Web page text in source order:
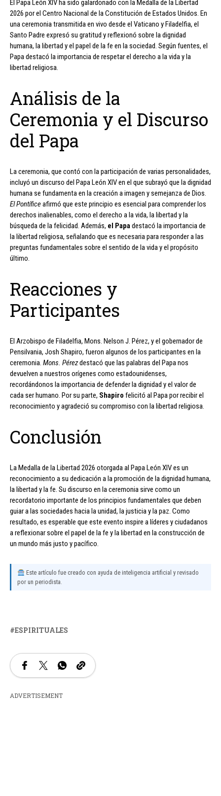
El Papa León XIV ha sido galardonado con la Medalla de la Libertad
2026 por el Centro Nacional de la Constitución de Estados Unidos. En
una ceremonia transmitida en vivo desde el Vaticano y Filadelfia, el
Santo Padre expresó su gratitud y reflexionó sobre la dignidad
humana, la libertad y el papel de la fe en la sociedad. Según fuentes, el
Papa destacó la importancia de respetar el derecho a la vida y la
libertad religiosa.
Análisis de la
Ceremonia y el Discurso
del Papa
La ceremonia, que contó con la participación de varias personalidades,
incluyó un discurso del Papa León XIV en el que subrayó que la dignidad
humana se fundamenta en la creación a imagen y semejanza de Dios.
El Pontíficeafirmó que este principio es esencial para comprender los
derechos inalienables, como el derecho a la vida, la libertad y la
búsqueda de la felicidad. Además, el Papadestacó la importancia de
la libertad religiosa, señalando que es necesaria para responder a las
preguntas fundamentales sobre el sentido de la vida y el propósito
último.
Reacciones y
Participantes
El Arzobispo de Filadelfia, Mons. Nelson J. Pérez, y el gobernador de
Pensilvania, Josh Shapiro, fueron algunos de los participantes en la
ceremonia. Mons. Pérezdestacó que las palabras del Papa nos
devuelven a nuestros orígenes como estadounidenses,
recordándonos la importancia de defender la dignidad y el valor de
cada ser humano. Por su parte, Shapiro felicitó al Papa por recibir el
reconocimiento y agradeció su compromiso con la libertad religiosa.
Conclusión
La Medalla de la Libertad 2026 otorgada al Papa León XIV es un
reconocimiento a su dedicación a la promoción de la dignidad humana,
la libertad y la fe. Su discurso en la ceremonia sirve como un
recordatorio importante de los principios fundamentales que deben
guiar a las sociedades hacia la unidad, la justicia y la paz. Como
resultado, es esperable que este evento inspire a líderes y ciudadanos
a reflexionar sobre el papel de la fe y la libertad en la construcción de
un mundo más justo y pacífico.
Este artículo fue creado con ayuda de inteligencia artificial y revisado
por un periodista.
ESPIRITUALES
ADVERTISEMENT